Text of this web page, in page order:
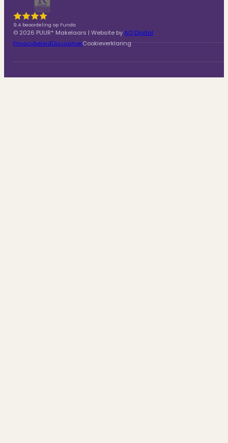
9.4 beoordeling op Funda
© 2026 PUUR* Makelaars | Website byAQ Digital
PrivacybeleidDisclaimerCookieverklaring